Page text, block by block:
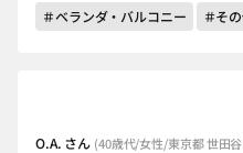
＃ベランダ・バルコニー
＃そ
O.A. さん (40歳代/女性/東京都 世田谷